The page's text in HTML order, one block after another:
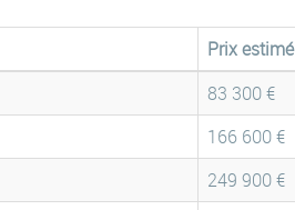
Prix estimé
83 300 €
166 600 €
249 900 €